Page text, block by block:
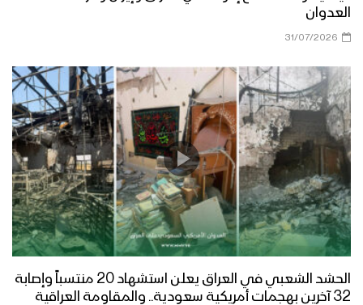
العدوان
31/07/2026
الحشد الشعبي في العراق يعلن استشهاد 20 منتسباً وإصابة
32 آخرين بهجمات أمريكية سعودية.. والمقاومة العراقية